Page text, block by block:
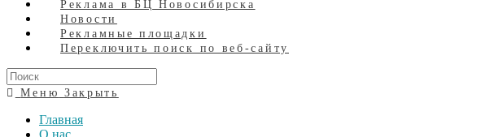
Реклама в БЦ Новосибирска
Новости
Рекламные площадки
Переключить поиск по веб-сайту
Меню Закрыть
Главная
О нас